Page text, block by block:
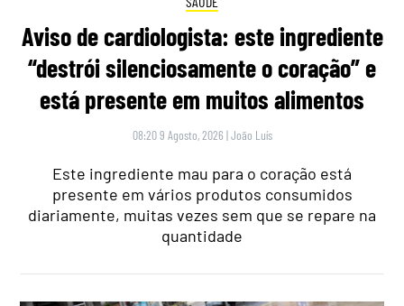
Aviso de cardiologista: este ingrediente
“destrói silenciosamente o coração” e
está presente em muitos alimentos
08:20 9 Agosto, 2026 |João Luís
Este ingrediente mau para o coração está
presente em vários produtos consumidos
diariamente, muitas vezes sem que se repare na
quantidade